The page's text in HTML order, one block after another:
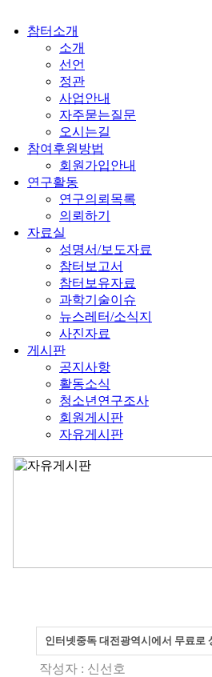
참터소개
소개
선언
정관
사업안내
자주묻는질문
오시는길
참여후원방법
회원가입안내
연구활동
연구의뢰목록
의뢰하기
자료실
성명서/보도자료
참터보고서
참터보유자료
과학기술이슈
뉴스레터/소식지
사진자료
게시판
공지사항
활동소식
청소년연구조사
회원게시판
자유게시판
인터넷중독 대전광역시에서 무료로
작성자 : 신선호